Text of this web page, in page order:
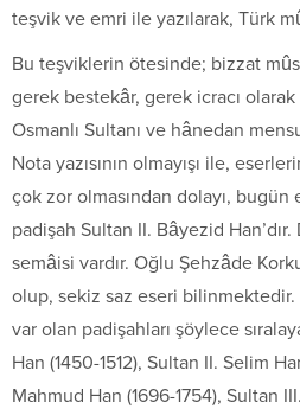
teşvik ve emri ile yazılarak, Türk
Bu teşviklerin ötesinde; bizzat
gerek bestekâr, gerek icracı
Osmanlı Sultanı ve hânedan
Nota yazısının olmayışı ile,
çok zor olmasından dolayı,
padişah Sultan II. Bâyezid
semâisi vardır. Oğlu Şehzâde
olup, sekiz saz eseri
var olan padişahları şöylece
Han (1450-1512), Sultan II. Selim
Mahmud Han (1696-1754), Sultan